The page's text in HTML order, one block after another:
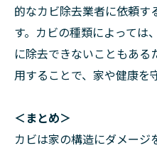
的なカビ除去業者に依頼す
す。カビの種類によっては
に除去できないこともあ
用することで、家や健康を
＜まとめ＞
カビは家の構造にダメー